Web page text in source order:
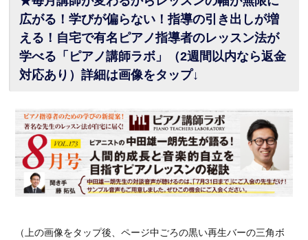
広がる！学びが偏らない！指導の引き出しが増
える！自宅で有名ピアノ指導者のレッスン法が
学べる「ピアノ講師ラボ」（2週間以内なら返金
対応あり）詳細は画像をタップ↓
（上の画像をタップ後、ページ中ごろの黒い再生バーの三角ボ